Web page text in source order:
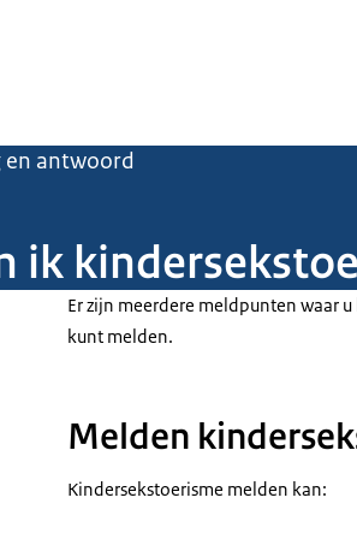
en antwoord
ik
Er zijn meerdere meldpunten waar
kunt melden.
Melden
Kindersekstoerisme melden kan: